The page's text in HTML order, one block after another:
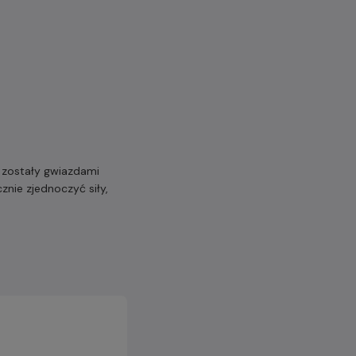
gwiazdami
zjednoczyć siły,